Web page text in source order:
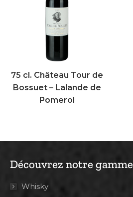
75 cl. Château Tour de
Bossuet – Lalande de
Pomerol
Découvrez notre gamme
Whisky